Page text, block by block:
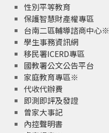
性別平等教育
保護智慧財產權專區
台南二區輔導諮商中心※
學生事務資訊網
移民署ICERD專區
國教署公文公告平台
家庭教育專區※
代收代辦費
即測即評及發證
曾家大事記
內控聲明書